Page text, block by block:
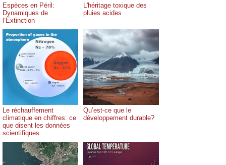
Espèces en Péril:
Dynamiques de
l’Extinction
L'héritage toxique des
pluies acides
Le réchauffement
climatique en chiffres: ce
que disent les données
scientifiques
Qu’est-ce que le
développement durable?